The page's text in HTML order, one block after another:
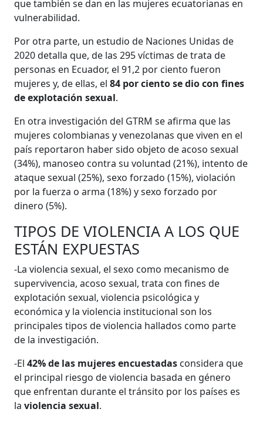
que también se dan en las mujeres ecuatorianas en
vulnerabilidad.
Por otra parte, un estudio de Naciones Unidas de
2020 detalla que, de las 295 víctimas de trata de
personas en Ecuador, el 91,2 por ciento fueron
mujeres y, de ellas, el 84 por ciento se dio con fines
de explotación sexual.
En otra investigación del GTRM se afirma que las
mujeres colombianas y venezolanas que viven en el
país reportaron haber sido objeto de acoso sexual
(34%), manoseo contra su voluntad (21%), intento de
ataque sexual (25%), sexo forzado (15%), violación
por la fuerza o arma (18%) y sexo forzado por
dinero (5%).
TIPOS DE VIOLENCIA A LOS QUE
ESTÁN EXPUESTAS
-La violencia sexual, el sexo como mecanismo de
supervivencia, acoso sexual, trata con fines de
explotación sexual, violencia psicológica y
económica y la violencia institucional son los
principales tipos de violencia hallados como parte
de la investigación.
-El42% de las mujeres encuestadas considera que
el principal riesgo de violencia basada en género
que enfrentan durante el tránsito por los países es
laviolencia sexual.